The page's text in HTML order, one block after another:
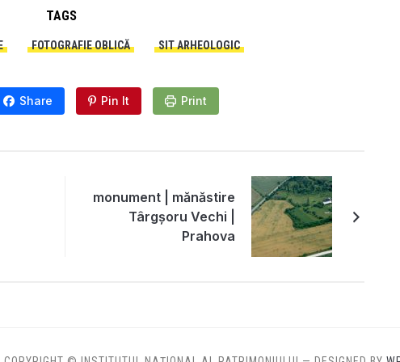
TAGS
FOTOGRAFIE OBLICĂ SIT ARHEOLOGIC
Share Pin It Print
monument | mănăstire
Târgșoru Vechi |
Prahova